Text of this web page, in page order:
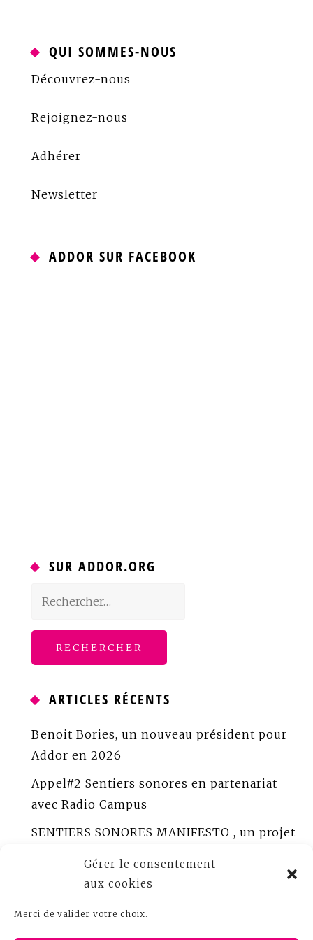
Gérer le consentement
aux cookies
Merci de valider votre choix.
QUI SOMMES-NOUS
Découvrez-nous
Rejoignez-nous
Adhérer
Newsletter
ADDOR SUR FACEBOOK
SUR ADDOR.ORG
Rechercher :
ARTICLES RÉCENTS
Benoit Bories, un nouveau président pour
Addor en 2026
Appel#2 Sentiers sonores en partenariat
avec Radio Campus
SENTIERS SONORES MANIFESTO , un projet
ADDOR peaufine Sentiers sonores
Appel à créations sonores documentaires
Bureau ADDOR 2025